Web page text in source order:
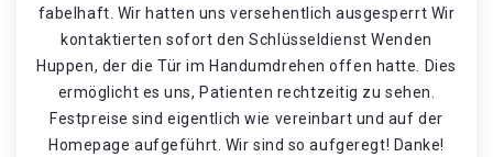
fabelhaft. Wir hatten uns versehentlich ausgesperrt Wir
kontaktierten sofort den Schlüsseldienst Wenden
Huppen, der die Tür im Handumdrehen offen hatte. Dies
ermöglicht es uns, Patienten rechtzeitig zu sehen.
Festpreise sind eigentlich wie vereinbart und auf der
Homepage aufgeführt. Wir sind so aufgeregt! Danke!